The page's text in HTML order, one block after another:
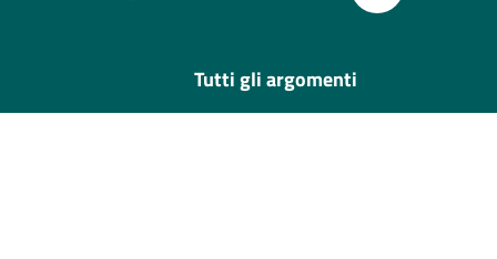
Tutti gli argomenti